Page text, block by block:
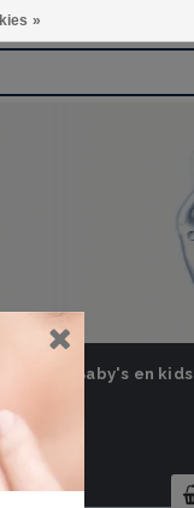
Baby's en kids
»